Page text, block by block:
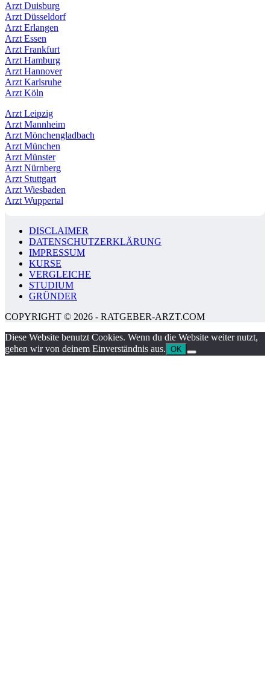
Arzt Duisburg
Arzt Düsseldorf
Arzt Erlangen
Arzt Essen
Arzt Frankfurt
Arzt Hamburg
Arzt Hannover
Arzt Karlsruhe
Arzt Köln
Arzt Leipzig
Arzt Mannheim
Arzt Mönchengladbach
Arzt München
Arzt Münster
Arzt Nürnberg
Arzt Stuttgart
Arzt Wiesbaden
Arzt Wuppertal
DISCLAIMER
DATENSCHUTZERKLÄRUNG
IMPRESSUM
KURSE
VERGLEICHE
STUDIUM
GRÜNDER
COPYRIGHT © 2026 - RATGEBER-ARZT.COM
Diese Website benutzt Cookies. Wenn du die Website weiter nutzt,
gehen wir von deinem Einverständnis aus. OK